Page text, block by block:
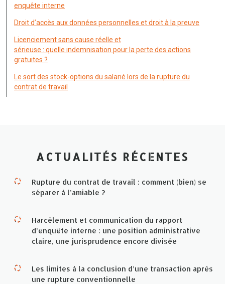
enquête interne
Droit d’accès aux données personnelles et droit à la preuve
Licenciement sans cause réelle et
sérieuse : quelle indemnisation pour la perte des actions
gratuites ?
Le sort des stock-options du salarié lors de la rupture du
contrat de travail
ACTUALITÉS RÉCENTES
Rupture du contrat de travail : comment (bien) se
séparer à l’amiable ?
Harcèlement et communication du rapport
d’enquête interne : une position administrative
claire, une jurisprudence encore divisée
Les limites à la conclusion d’une transaction après
une rupture conventionnelle